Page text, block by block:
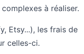
à réaliser.
Etsy...), les frais de
celles-ci.